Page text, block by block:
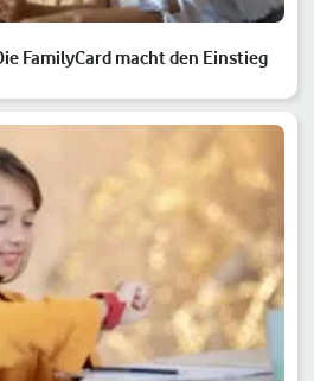
FamilyCard macht den Einstieg